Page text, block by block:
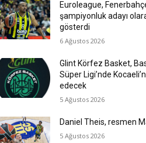
Euroleague,
şampiyonluk adayı
gösterdi
6 Ağustos 2026
Glint Körfez Basket,
Süper Ligi’nde
edecek
5 Ağustos 2026
Daniel Theis, resmen
5 Ağustos 2026